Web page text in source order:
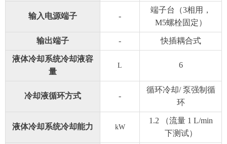
输入电源端子 -
端子台（3相用，
M5螺栓固定）
输出端子 - 快插耦合式
液体冷却系统冷却液容
量
L 6
冷却液循环方式 -
循环冷却/ 泵强制循
环
液体冷却系统冷却能力 kW
1.2 （流量 1 L/min
下测试）